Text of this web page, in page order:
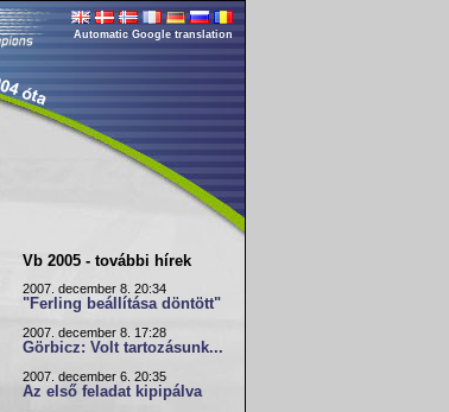
Automatic Google translation
Vb 2005 - további hírek
2007. december 8. 20:34
"Ferling beállítása döntött"
2007. december 8. 17:28
Görbicz: Volt tartozásunk...
2007. december 6. 20:35
Az első feladat kipipálva